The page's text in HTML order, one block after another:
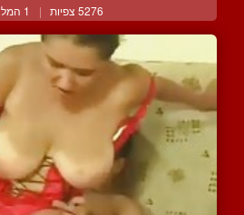
5276 צפיות | 1 המלצות